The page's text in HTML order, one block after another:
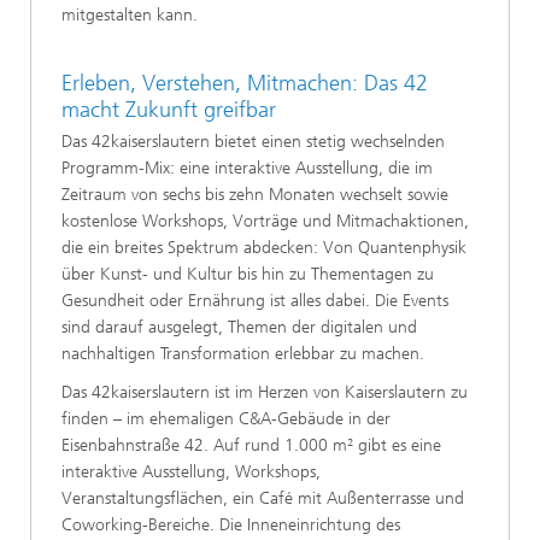
mitgestalten kann.
Erleben, Verstehen, Mitmachen: Das 42
macht Zukunft greifbar
Das 42kaiserslautern bietet einen stetig wechselnden
Programm-Mix: eine interaktive Ausstellung, die im
Zeitraum von sechs bis zehn Monaten wechselt sowie
kostenlose Workshops, Vorträge und Mitmachaktionen,
die ein breites Spektrum abdecken: Von Quantenphysik
über Kunst- und Kultur bis hin zu Thementagen zu
Gesundheit oder Ernährung ist alles dabei. Die Events
sind darauf ausgelegt, Themen der digitalen und
nachhaltigen Transformation erlebbar zu machen.
Das 42kaiserslautern ist im Herzen von Kaiserslautern zu
finden – im ehemaligen C&A-Gebäude in der
Eisenbahnstraße 42. Auf rund 1.000 m² gibt es eine
interaktive Ausstellung, Workshops,
Veranstaltungsflächen, ein Café mit Außenterrasse und
Coworking-Bereiche. Die Inneneinrichtung des